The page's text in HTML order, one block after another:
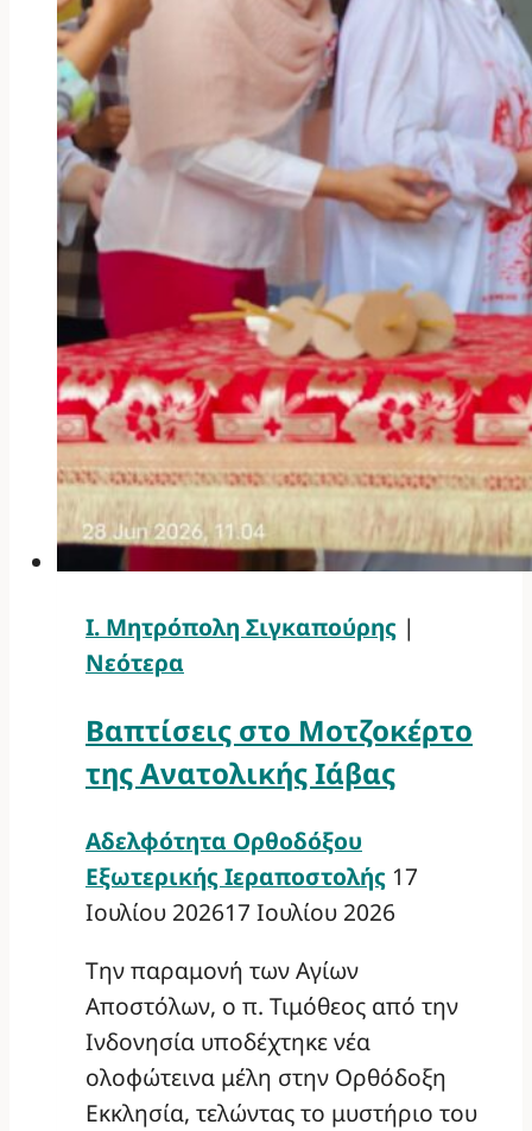
Ι. Μητρόπολη Σιγκαπούρης |
Νεότερα
Βαπτίσεις στο Μοτζοκέρτο
της Ανατολικής Ιάβας
Αδελφότητα Ορθοδόξου
Εξωτερικής Ιεραποστολής 17
Ιουλίου 202617 Ιουλίου 2026
Την παραμονή των Αγίων
Αποστόλων, ο π. Τιμόθεος από την
Ινδονησία υποδέχτηκε νέα
ολοφώτεινα μέλη στην Ορθόδοξη
Εκκλησία, τελώντας το μυστήριο του